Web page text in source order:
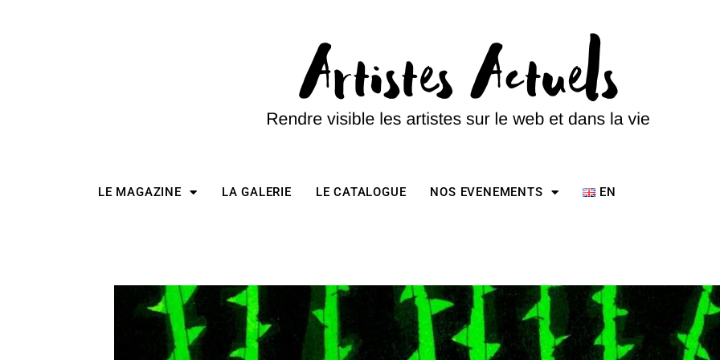
LE MAGAZINE LA GALERIE LE CATALOGUE NOS EVENEMENTS EN